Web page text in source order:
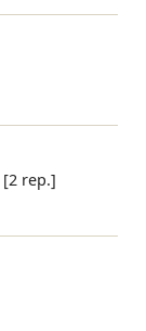
[2 rep.]